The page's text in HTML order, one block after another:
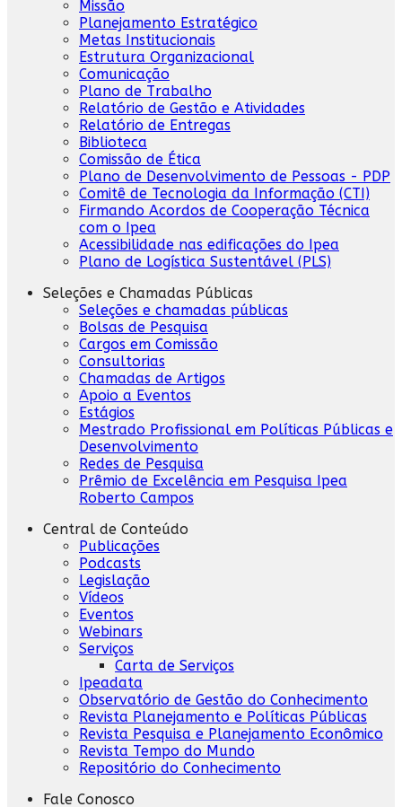
Missão
Planejamento Estratégico
Metas Institucionais
Estrutura Organizacional
Comunicação
Plano de Trabalho
Relatório de Gestão e Atividades
Relatório de Entregas
Biblioteca
Comissão de Ética
Plano de Desenvolvimento de Pessoas - PDP
Comitê de Tecnologia da Informação (CTI)
Firmando Acordos de Cooperação Técnica
com o Ipea
Acessibilidade nas edificações do Ipea
Plano de Logística Sustentável (PLS)
Seleções e Chamadas Públicas
Seleções e chamadas públicas
Bolsas de Pesquisa
Cargos em Comissão
Consultorias
Chamadas de Artigos
Apoio a Eventos
Estágios
Mestrado Profissional em Políticas Públicas e
Desenvolvimento
Redes de Pesquisa
Prêmio de Excelência em Pesquisa Ipea
Roberto Campos
Central de Conteúdo
Publicações
Podcasts
Legislação
Vídeos
Eventos
Webinars
Serviços
Carta de Serviços
Ipeadata
Observatório de Gestão do Conhecimento
Revista Planejamento e Políticas Públicas
Revista Pesquisa e Planejamento Econômico
Revista Tempo do Mundo
Repositório do Conhecimento
Fale Conosco